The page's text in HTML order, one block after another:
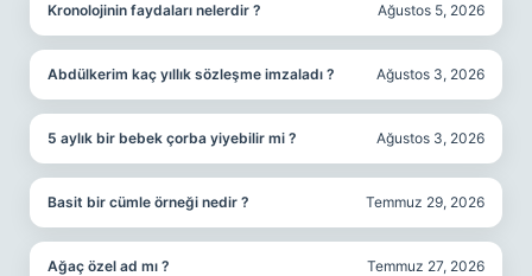
Kronolojinin faydaları nelerdir ? Ağustos 5, 2026
Abdülkerim kaç yıllık sözleşme imzaladı ? Ağustos 3, 2026
5 aylık bir bebek çorba yiyebilir mi ? Ağustos 3, 2026
Basit bir cümle örneği nedir ? Temmuz 29, 2026
Ağaç özel ad mı ? Temmuz 27, 2026